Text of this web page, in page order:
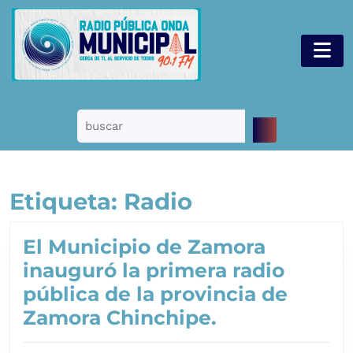
Saltar
contenido
Buscar:
Etiqueta: Radio
El Municipio de Zamora
inauguró la primera radio
pública de la provincia de
Zamora Chinchipe.